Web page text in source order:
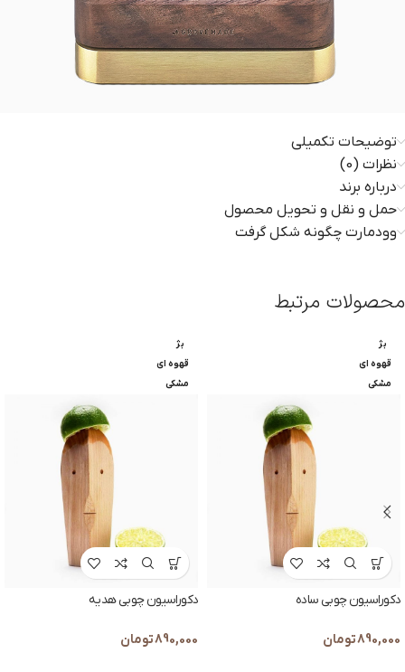
توضیحات تکمیلی
نظرات (0)
درباره برند
حمل و نقل و تحویل محصول
وودمارت چگونه شکل گرفت
محصولات مرتبط
بژ
قهوه ای
مشکی
دکوراسیون چوبی ساده
890,000تومان
بژ
قهوه ای
مشکی
دکوراسیون چوبی هدیه
890,000تومان